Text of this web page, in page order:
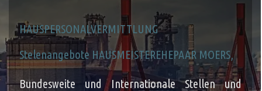
HAUSPERSONALVERMITTLUNG
Stelenangebote HAUSMEISTEREHEPAAR MOERS,
Bundesweite und Internationale Stellen und